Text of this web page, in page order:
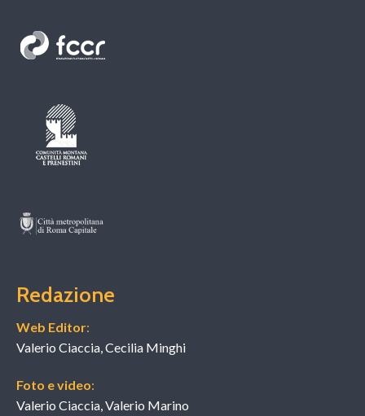
Redazione
Web Editor:
Valerio Ciaccia, Cecilia Minghi
Foto e video:
Valerio Ciaccia, Valerio Marino